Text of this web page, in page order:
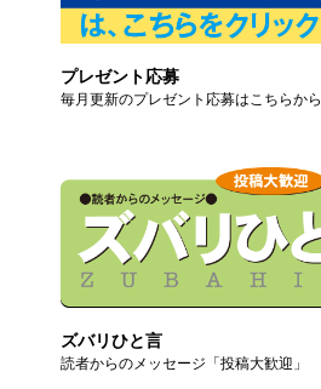
プレゼント応募
毎月更新のプレゼント応募はこちらから
ズバリひと言
読者からのメッセージ「投稿大歓迎」